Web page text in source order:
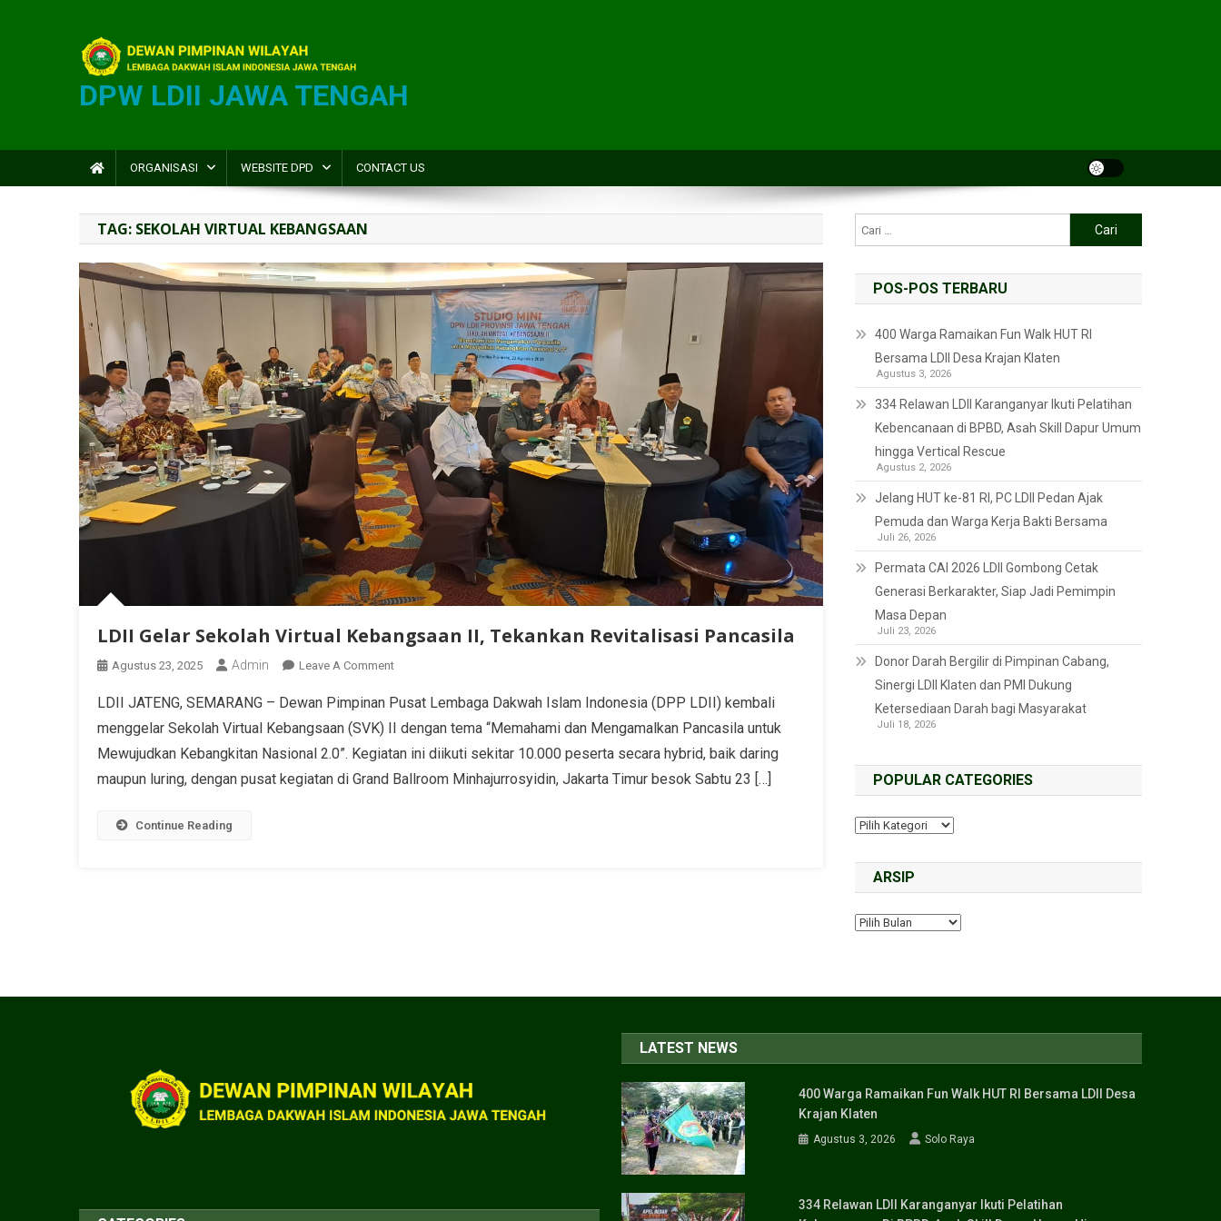
DPW LDII JAWA TENGAH
ORGANISASI WEBSITE DPD CONTACT US
TAG: SEKOLAH VIRTUAL KEBANGSAAN
LDII Gelar Sekolah Virtual Kebangsaan II, Tekankan Revitalisasi Pancasila
Agustus 23, 2025 Admin Leave A Comment
LDII JATENG, SEMARANG – Dewan Pimpinan Pusat Lembaga Dakwah Islam Indonesia (DPP LDII) kembali
menggelar Sekolah Virtual Kebangsaan (SVK) II dengan tema “Memahami dan Mengamalkan Pancasila untuk
Mewujudkan Kebangkitan Nasional 2.0”. Kegiatan ini diikuti sekitar 10.000 peserta secara hybrid, baik daring
maupun luring, dengan pusat kegiatan di Grand Ballroom Minhajurrosyidin, Jakarta Timur besok Sabtu 23 […]
Continue Reading
POS-POS TERBARU
400 Warga Ramaikan Fun Walk HUT RI
Bersama LDII Desa Krajan Klaten
Agustus 3, 2026
334 Relawan LDII Karanganyar Ikuti Pelatihan
Kebencanaan di BPBD, Asah Skill Dapur Umum
hingga Vertical Rescue
Agustus 2, 2026
Jelang HUT ke-81 RI, PC LDII Pedan Ajak
Pemuda dan Warga Kerja Bakti Bersama
Juli 26, 2026
Permata CAI 2026 LDII Gombong Cetak
Generasi Berkarakter, Siap Jadi Pemimpin
Masa Depan
Juli 23, 2026
Donor Darah Bergilir di Pimpinan Cabang,
Sinergi LDII Klaten dan PMI Dukung
Ketersediaan Darah bagi Masyarakat
Juli 18, 2026
POPULAR CATEGORIES
ARSIP
LATEST NEWS
400 Warga Ramaikan Fun Walk HUT RI Bersama LDII Desa
Krajan Klaten
Agustus 3, 2026 Solo Raya
334 Relawan LDII Karanganyar Ikuti Pelatihan